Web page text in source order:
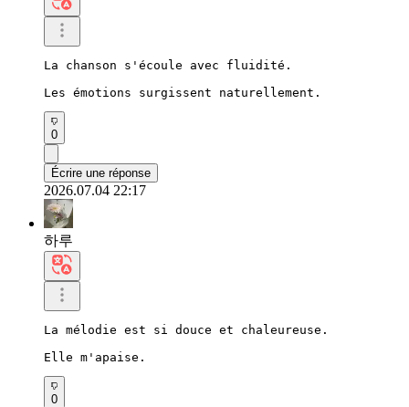
La chanson s'écoule avec fluidité.
Les émotions surgissent naturellement.
0
Écrire une réponse
2026.07.04 22:17
하루
La mélodie est si douce et chaleureuse.
Elle m'apaise.
0